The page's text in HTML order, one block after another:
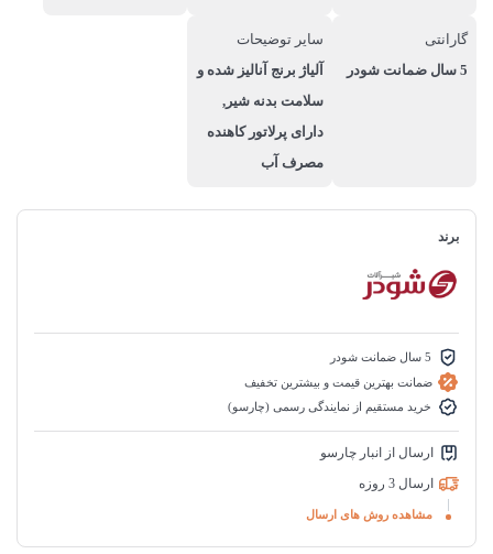
گارانتی
5 سال ضمانت شودر
سایر توضیحات
آلیاژ برنج آنالیز شده و
سلامت بدنه شیر,
دارای پرلاتور کاهنده
مصرف آب
برند
5 سال ضمانت شودر
ضمانت بهترین قیمت و بیشترین تخفیف
خرید مستقیم از نمایندگی رسمی (چارسو)
ارسال از انبار چارسو
ارسال 3 روزه
مشاهده روش های ارسال